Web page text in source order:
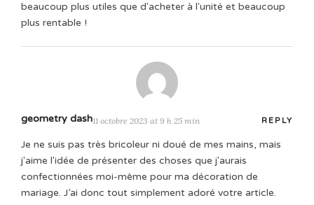
beaucoup plus utiles que d'acheter à l'unité et beaucoup
plus rentable !
geometry dash11 octobre 2023 at 9 h 25 min REPLY
Je ne suis pas très bricoleur ni doué de mes mains, mais
j'aime l'idée de présenter des choses que j'aurais
confectionnées moi-même pour ma décoration de
mariage. J’ai donc tout simplement adoré votre article.